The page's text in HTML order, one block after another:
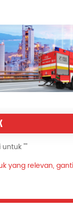
Bomba Sejak 1990
의 Türkçe
""
yang relevan,